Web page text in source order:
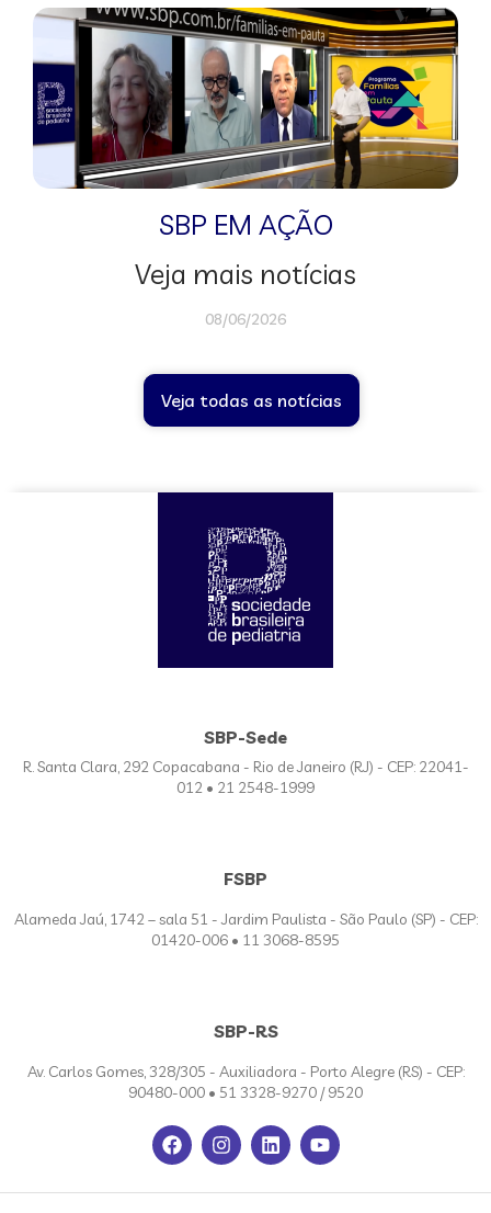
SBP EM AÇÃO
Veja mais notícias
08/06/2026
Veja todas as notícias
SBP-Sede
R. Santa Clara, 292 Copacabana - Rio de Janeiro (RJ) - CEP: 22041-
012 • 21 2548-1999
FSBP
Alameda Jaú, 1742 – sala 51 - Jardim Paulista - São Paulo (SP) - CEP:
01420-006 • 11 3068-8595
SBP-RS
Av. Carlos Gomes, 328/305 - Auxiliadora - Porto Alegre (RS) - CEP:
90480-000 • 51 3328-9270 / 9520